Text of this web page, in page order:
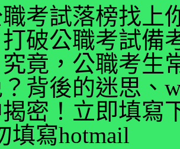
考試落榜找上
破公職考試備
竟，公職考生
背後的迷思、
密！立即填寫
填寫hotmail